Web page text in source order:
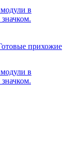
в
прихожие
в